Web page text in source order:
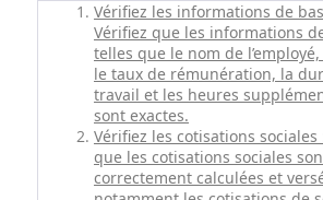
Vérifiez les informations de
Vérifiez que les informations
telles que le nom de l’employé,
le taux de rémunération, la
travail et les heures
sont exactes.
Vérifiez les cotisations sociales
que les cotisations sociales
correctement calculées et